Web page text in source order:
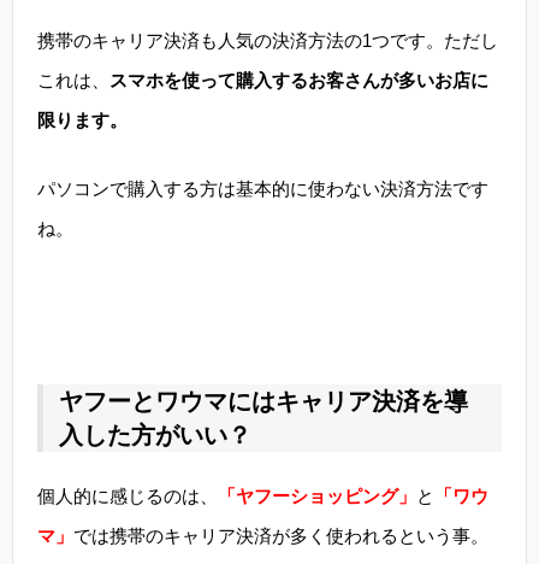
携帯のキャリア決済も人気の決済方法の1つです。ただし
これは、
スマホを使って購入するお客さんが多いお店に
限ります。
パソコンで購入する方は基本的に使わない決済方法です
ね。
ヤフーとワウマにはキャリア決済を導
入した方がいい？
個人的に感じるのは、 「ヤフーショッピング」 と
「ワウ
マ」 では携帯のキャリア決済が多く使われるという事。